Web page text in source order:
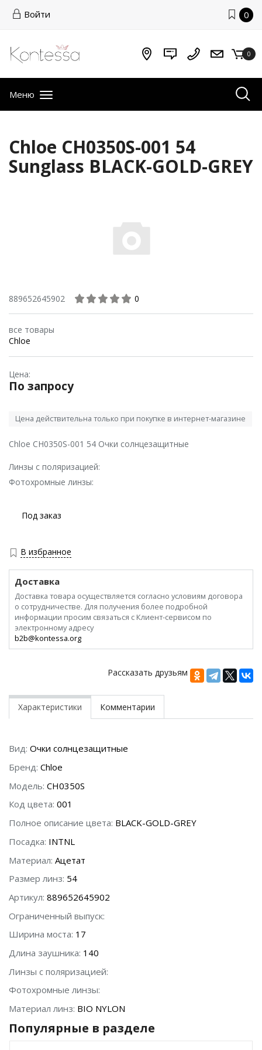
Войти 0
0
Меню
Chloe CH0350S-001 54
Sunglass BLACK-GOLD-GREY
889652645902 0
все товары
Chloe
Цена:
По запросу
Цена действительна только при покупке в интернет-магазине
Chloe CH0350S-001 54 Очки солнцезащитные
Линзы с поляризацией:
Фотохромные линзы:
Под заказ
В избранное
Доставка
Доставка товара осуществляется согласно условиям договора
о сотрудничестве. Для получения более подробной
информации просим связаться с Клиент-сервисом по
электронному адресу
b2b@kontessa.org
Рассказать друзьям
Характеристики Комментарии
Вид: Очки солнцезащитные
Бренд: Chloe
Модель: CH0350S
Код цвета: 001
Полное описание цвета: BLACK-GOLD-GREY
Посадка: INTNL
Материал: Ацетат
Размер линз: 54
Артикул: 889652645902
Ограниченный выпуск:
Ширина моста: 17
Длина заушника: 140
Линзы с поляризацией:
Фотохромные линзы:
Материал линз: BIO NYLON
Популярные в разделе